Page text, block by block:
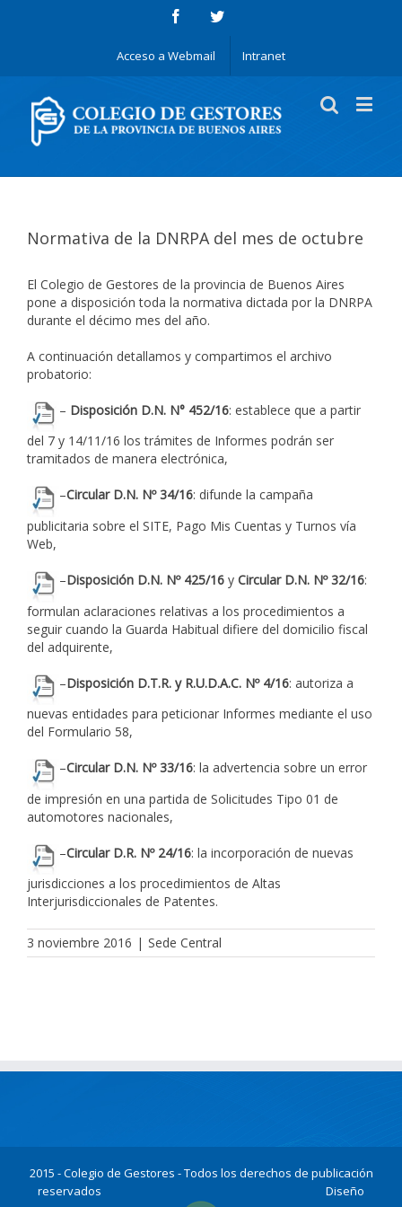
Acceso a Webmail Intranet
Normativa de la DNRPA del mes de octubre
El Colegio de Gestores de la provincia de Buenos Aires
pone a disposición toda la normativa dictada por la DNRPA
durante el décimo mes del año.
A continuación detallamos y compartimos el archivo
probatorio:
– Disposición D.N. N° 452/16: establece que a partir
del 7 y 14/11/16 los trámites de Informes podrán ser
tramitados de manera electrónica,
–Circular D.N. Nº 34/16: difunde la campaña
publicitaria sobre el SITE, Pago Mis Cuentas y Turnos vía
Web,
–Disposición D.N. Nº 425/16 y Circular D.N. Nº 32/16:
formulan aclaraciones relativas a los procedimientos a
seguir cuando la Guarda Habitual difiere del domicilio fiscal
del adquirente,
–Disposición D.T.R. y R.U.D.A.C. Nº 4/16: autoriza a
nuevas entidades para peticionar Informes mediante el uso
del Formulario 58,
–Circular D.N. Nº 33/16: la advertencia sobre un error
de impresión en una partida de Solicitudes Tipo 01 de
automotores nacionales,
–Circular D.R. Nº 24/16: la incorporación de nuevas
jurisdicciones a los procedimientos de Altas
Interjurisdiccionales de Patentes.
3 noviembre 2016 | Sede Central
2015 - Colegio de Gestores - Todos los derechos de publicación
reservados
Diseño